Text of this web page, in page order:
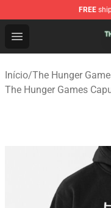
FREE
Open menu
The Hunger
Início/The Hunger
The Hunger Games